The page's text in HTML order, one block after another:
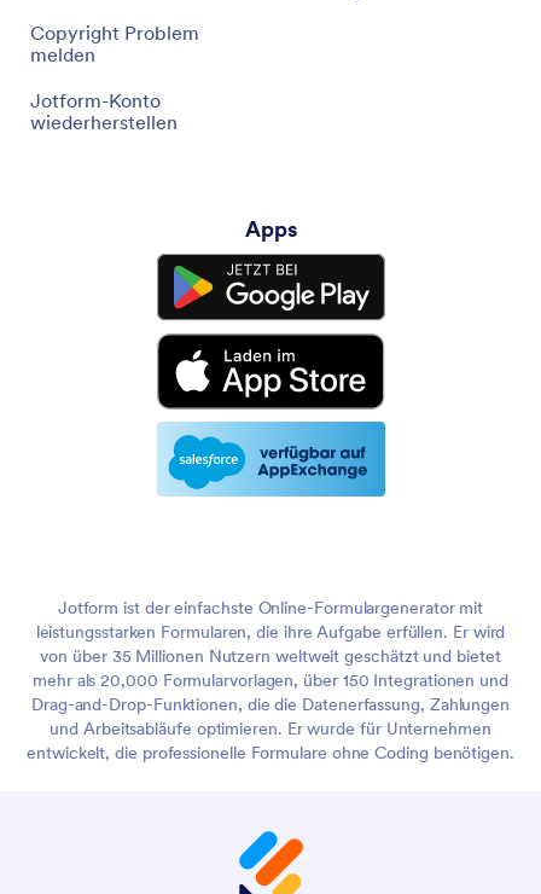
Copyright Problem
melden
Jotform-Konto
wiederherstellen
Apps
Jotform ist der einfachste Online-Formulargenerator mit
leistungsstarken Formularen, die ihre Aufgabe erfüllen. Er wird
von über 35 Millionen Nutzern weltweit geschätzt und bietet
mehr als 20,000 Formularvorlagen, über 150 Integrationen und
Drag-and-Drop-Funktionen, die die Datenerfassung, Zahlungen
und Arbeitsabläufe optimieren. Er wurde für Unternehmen
entwickelt, die professionelle Formulare ohne Coding benötigen.